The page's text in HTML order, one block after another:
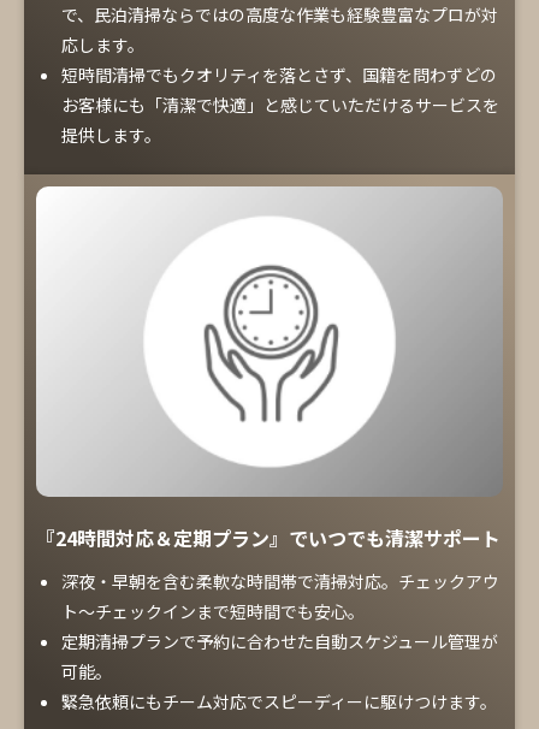
で、民泊清掃ならではの高度な作業も経験豊富なプロが対
応します。
短時間清掃でもクオリティを落とさず、国籍を問わずどの
お客様にも「清潔で快適」と感じていただけるサービスを
提供します。
『24時間対応＆定期プラン』でいつでも清潔サポート
深夜・早朝を含む柔軟な時間帯で清掃対応。チェックアウ
ト～チェックインまで短時間でも安心。
定期清掃プランで予約に合わせた自動スケジュール管理が
可能。
緊急依頼にもチーム対応でスピーディーに駆けつけます。